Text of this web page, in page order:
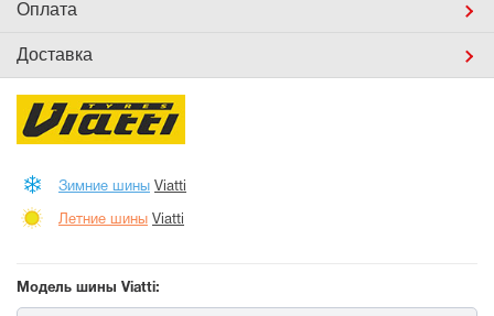
Оплата
Доставка
Зимние шины Viatti
Летние шины Viatti
Модель шины Viatti: